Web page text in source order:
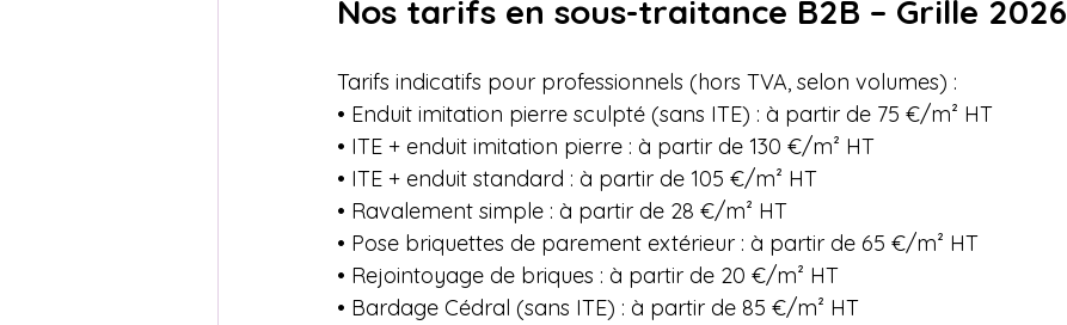
Nos tarifs en sous-traitance B2B – Grille 2026
Tarifs indicatifs pour professionnels (hors TVA, selon volumes) :
• Enduit imitation pierre sculpté (sans ITE) : à partir de 75 €/m² HT
• ITE + enduit imitation pierre : à partir de 130 €/m² HT
• ITE + enduit standard : à partir de 105 €/m² HT
• Ravalement simple : à partir de 28 €/m² HT
• Pose briquettes de parement extérieur : à partir de 65 €/m² HT
• Rejointoyage de briques : à partir de 20 €/m² HT
• Bardage Cédral (sans ITE) : à partir de 85 €/m² HT